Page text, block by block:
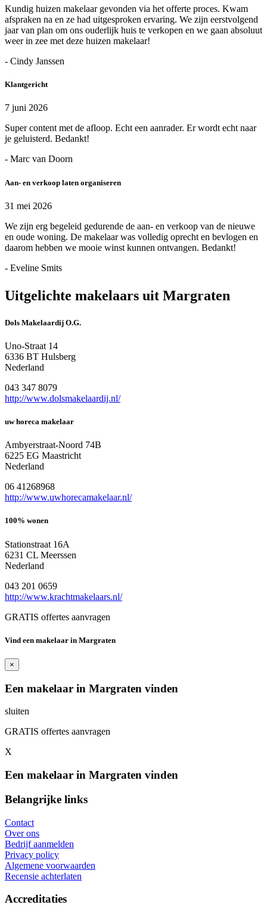
Kundig huizen makelaar gevonden via het offerte proces. Kwam
afspraken na en ze had uitgesproken ervaring. We zijn eerstvolgend
jaar van plan om ons ouderlijk huis te verkopen en we gaan absoluut
weer in zee met deze huizen makelaar!
- Cindy Janssen
Klantgericht
7 juni 2026
Super content met de afloop. Echt een aanrader. Er wordt echt naar
je geluisterd. Bedankt!
- Marc van Doorn
Aan- en verkoop laten organiseren
31 mei 2026
We zijn erg begeleid gedurende de aan- en verkoop van de nieuwe
en oude woning. De makelaar was volledig oprecht en bevlogen en
daarom hebben we mooie winst kunnen ontvangen. Bedankt!
- Eveline Smits
Uitgelichte makelaars uit Margraten
Dols Makelaardij O.G.
Uno-Straat 14
6336 BT Hulsberg
Nederland
043 347 8079
http://www.dolsmakelaardij.nl/
uw horeca makelaar
Ambyerstraat-Noord 74B
6225 EG Maastricht
Nederland
06 41268968
http://www.uwhorecamakelaar.nl/
100% wonen
Stationstraat 16A
6231 CL Meerssen
Nederland
043 201 0659
http://www.krachtmakelaars.nl/
GRATIS offertes aanvragen
Vind een makelaar in Margraten
×
Een makelaar in Margraten vinden
sluiten
GRATIS offertes aanvragen
X
Een makelaar in Margraten vinden
Belangrijke links
Contact
Over ons
Bedrijf aanmelden
Privacy policy
Algemene voorwaarden
Recensie achterlaten
Accreditaties